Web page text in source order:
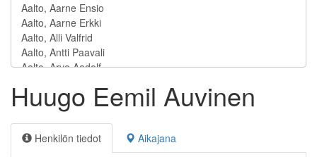
Huugo Eemil Auvinen
Henkilön tiedot Aikajana